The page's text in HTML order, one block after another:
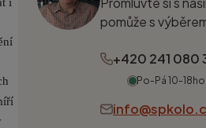
pomůže s
+420 241 080
Po-Pá 10-